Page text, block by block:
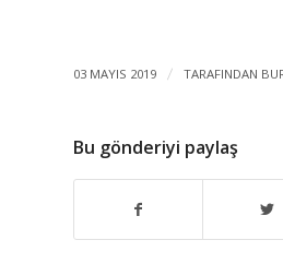
03 MAYIS 2019 / TARAFINDAN
Bu gönderiyi paylaş